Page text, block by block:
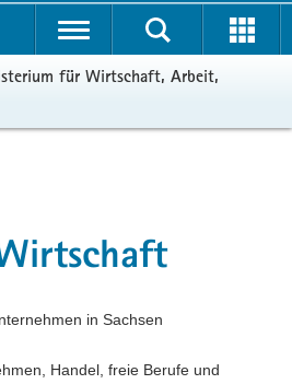
für Wirtschaft, Arbeit,
in Sachsen
Handel, freie Berufe und